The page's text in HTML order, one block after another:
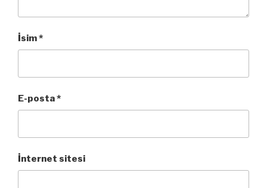
İsim*
E-posta*
İnternet sitesi